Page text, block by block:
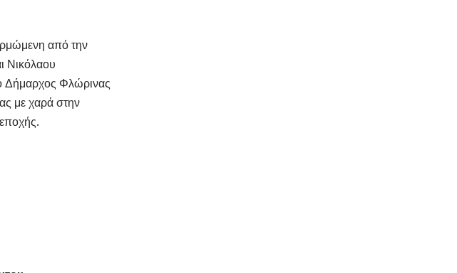
από την
Νικόλαου
Δήμαρχος Φλώρινας
με χαρά στην